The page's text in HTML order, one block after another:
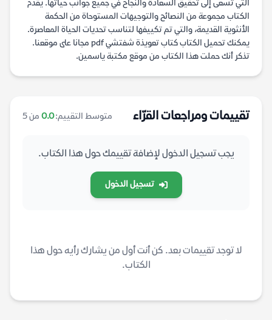
التي تسعى إلى تحقيق السعادة والنجاح في جميع جوانب حياتها. يقدم
الكتاب مجموعة من النصائح والتوجيهات المستوحاة من الحكمة
الأنثوية القديمة، والتي تم تكييفها لتناسب تحديات الحياة المعاصرة.
يمكنك تحميل الكتاب كتاب تعويذة شفتشي pdf مجانا على موقعنا.
تذكر أنك حملت هذا الكتاب من موقع مكتبة ياسمين.
تقييمات ومراجعات القرّاء متوسط التقييم:0.0 من 5
يجب تسجيل الدخول لإضافة تقييمك حول هذا الكتاب.
تسجيل الدخول
لا توجد تقييمات بعد. كن أنت أول من يشارك رأيه حول هذا
الكتاب.